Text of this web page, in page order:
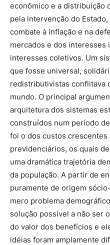
econômico e a distribuição
pela intervenção do
combate à inflação e na
mercados e dos interesses
interesses coletivos. Um
que fosse universal,
redistributivistas conflitava
mundo. O principal
arquitetura dos sistemas
construídos num período
foi o dos custos crescentes
previdenciários, os quais
uma dramática trajetória
da população. A partir de
puramente de origem
mero problema
solução possível a não ser
do valor dos benefícios e
idéias foram amplamente